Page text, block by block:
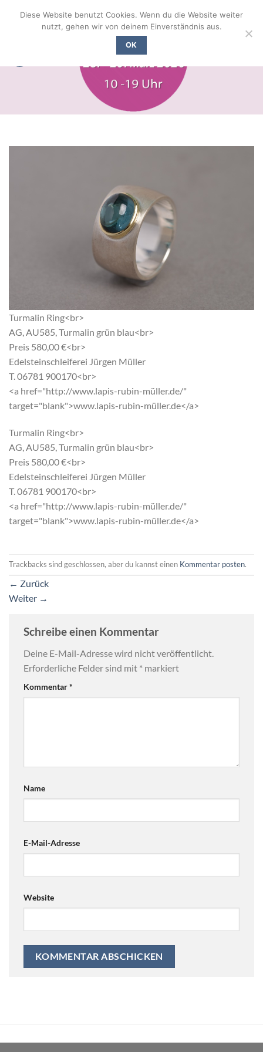
Inhalt
Turmalin Ring<br>
AG, AU585, Turmalin grün blau<br>
Preis 580,00 €<br>
Edelsteinschleiferei Jürgen Müller
T. 06781 900170<br>
<a href="http://www.lapis-rubin-müller.de/"
target="blank">www.lapis-rubin-müller.de</a>
Turmalin Ring<br>
AG, AU585, Turmalin grün blau<br>
Preis 580,00 €<br>
Edelsteinschleiferei Jürgen Müller
T. 06781 900170<br>
<a href="http://www.lapis-rubin-müller.de/"
target="blank">www.lapis-rubin-müller.de</a>
Trackbacks sind geschlossen, aber du kannst einen Kommentar posten.
← Zurück
Weiter →
Schreibe einen Kommentar
Deine E-Mail-Adresse wird nicht veröffentlicht.
Erforderliche Felder sind mit * markiert
Kommentar*
Name
E-Mail-Adresse
Website
Diese Website benutzt Cookies. Wenn du die Website weiter
nutzt, gehen wir von deinem Einverständnis aus.
OK